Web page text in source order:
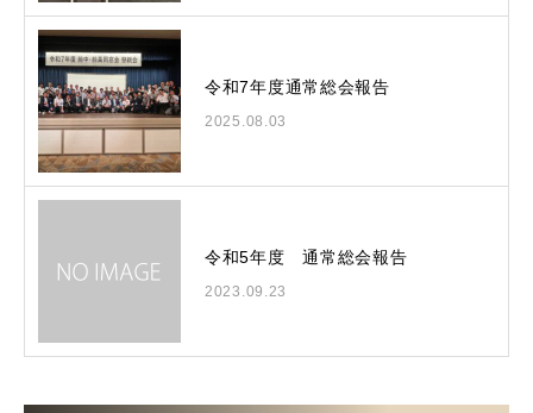
令和7年度通常総会報告
2025.08.03
令和5年度 通常総会報告
2023.09.23